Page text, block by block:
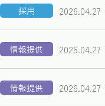
採用 2026.04.27
情報提供 2026.04.27
情報提供 2026.04.27